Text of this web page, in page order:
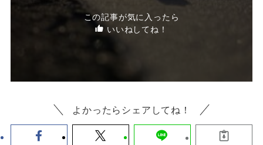
この記事が気に入ったら
いいねしてね！
よかったらシェアしてね！